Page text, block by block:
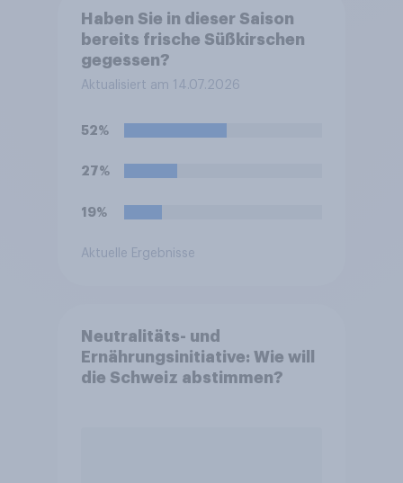
Haben Sie in dieser Saison
bereits frische Süßkirschen
gegessen?
Aktualisiert am 14.07.2026
52%
27%
19%
Aktuelle Ergebnisse
Neutralitäts- und
Ernährungsinitiative: Wie will
die Schweiz abstimmen?